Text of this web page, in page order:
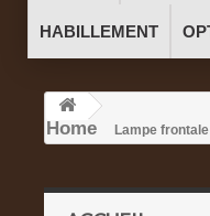
HABILLEMENT
Home Lampe